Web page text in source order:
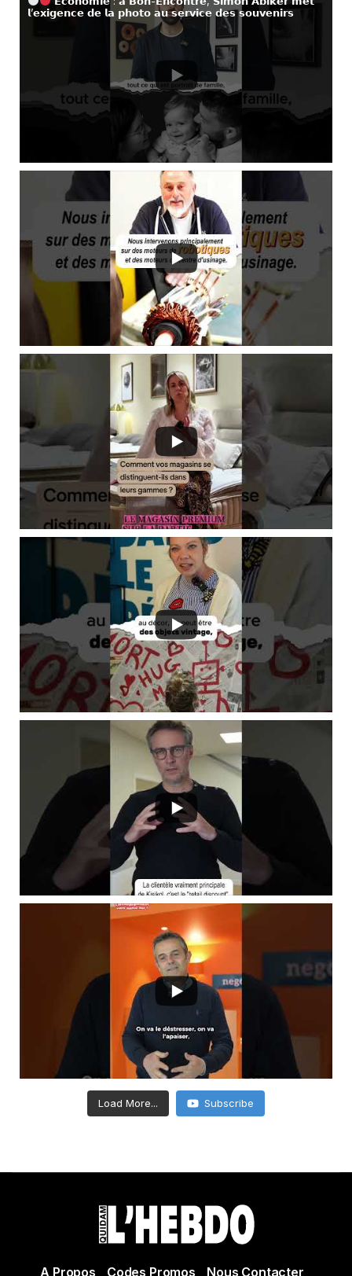
𝗹’𝗲𝘅𝗶𝗴𝗲𝗻𝗰𝗲 𝗱𝗲 𝗹𝗮 𝗽𝗵𝗼𝘁𝗼 𝗮𝘂 𝘀𝗲𝗿𝘃𝗶𝗰𝗲 𝗱𝗲𝘀 𝘀𝗼𝘂𝘃𝗲𝗻𝗶𝗿𝘀
Load More... Subscribe
A Propos Codes Promos Nous Contacter